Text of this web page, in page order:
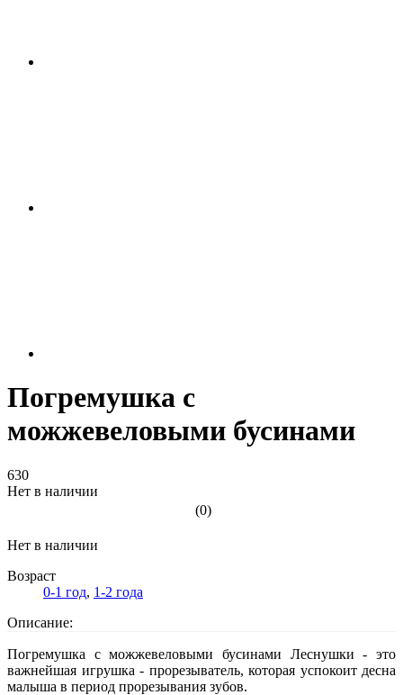
Погремушка с
можжевеловыми бусинами
630
Нет в наличии
(0)
Нет в наличии
Возраст
0-1 год, 1-2 года
Описание:
Погремушка с можжевеловыми бусинами Леснушки - это
важнейшая игрушка - прорезыватель, которая успокоит десна
малыша в период прорезывания зубов.